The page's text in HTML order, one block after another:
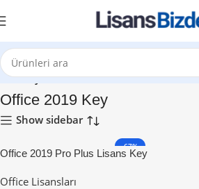
Ana Sayfa
Office 2019 Key
Show sidebar
-67%
Office 2019 Pro Plus Lisans Key
Office Lisansları